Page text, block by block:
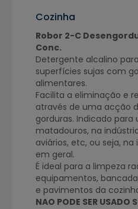
Cozinha
Robor 2-C
Conc.
Detergente alcalino
superfícies sujas com
alimentares.
Facilita a eliminação e
através de uma acção
gorduras. Indicado para
matadouros, na
aviários, etc, ou seja,
em geral.
É ideal para a limpeza
equipamentos,
e pavimentos da
NAO PODE SER USADO